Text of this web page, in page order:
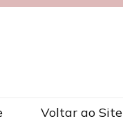
Voltar ao Site